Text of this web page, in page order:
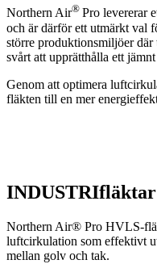
Northern Air® Pro levererar
och är därför ett utmärkt val
större produktionsmiljöer
svårt att upprätthålla ett
Genom att optimera
fläkten till en mer
Northern Air® Pro HVLS-
luftcirkulation som effektivt
mellan golv och tak.